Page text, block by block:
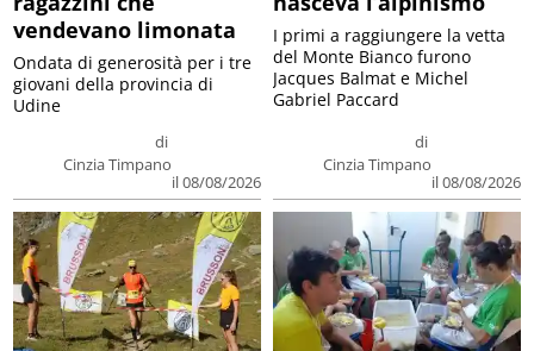
vendevano limonata
di
Cinzia Timpano
il 08/08/2026
Ondata di generosità per i tre
giovani della provincia di
Udine
di
Cinzia Timpano
il 08/08/2026
I primi a raggiungere la vetta
del Monte Bianco furono
Jacques Balmat e Michel
Gabriel Paccard